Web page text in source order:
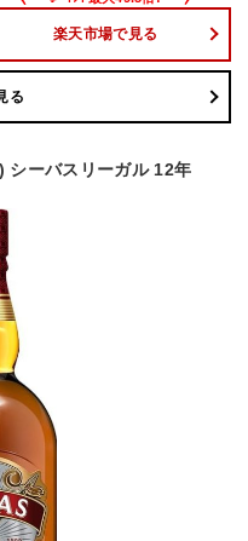
楽天市場で見る
る
シーバスリーガル 12年